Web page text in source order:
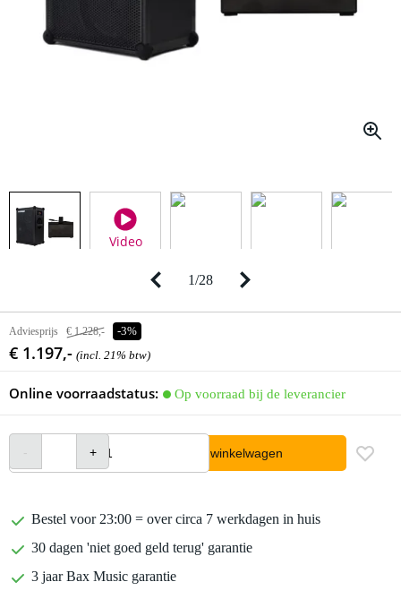
Video
1/28
Adviesprijs € 1.228,- -3%
€ 1.197,- (incl. 21% btw)
Online voorraadstatus: Op voorraad bij de leverancier
In winkelwagen
Bestel voor 23:00 = over circa 7 werkdagen in huis
30 dagen 'niet goed geld terug' garantie
3 jaar Bax Music garantie